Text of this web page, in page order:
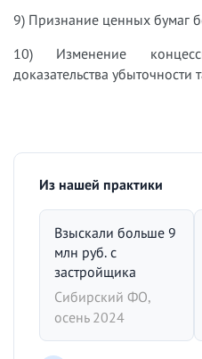
9) Признание ценных бумаг
10) Изменение
доказательства убыточности
Из нашей практики
Взыскали больше 9
млн руб. с
застройщика
Сибирский ФО,
осень 2024